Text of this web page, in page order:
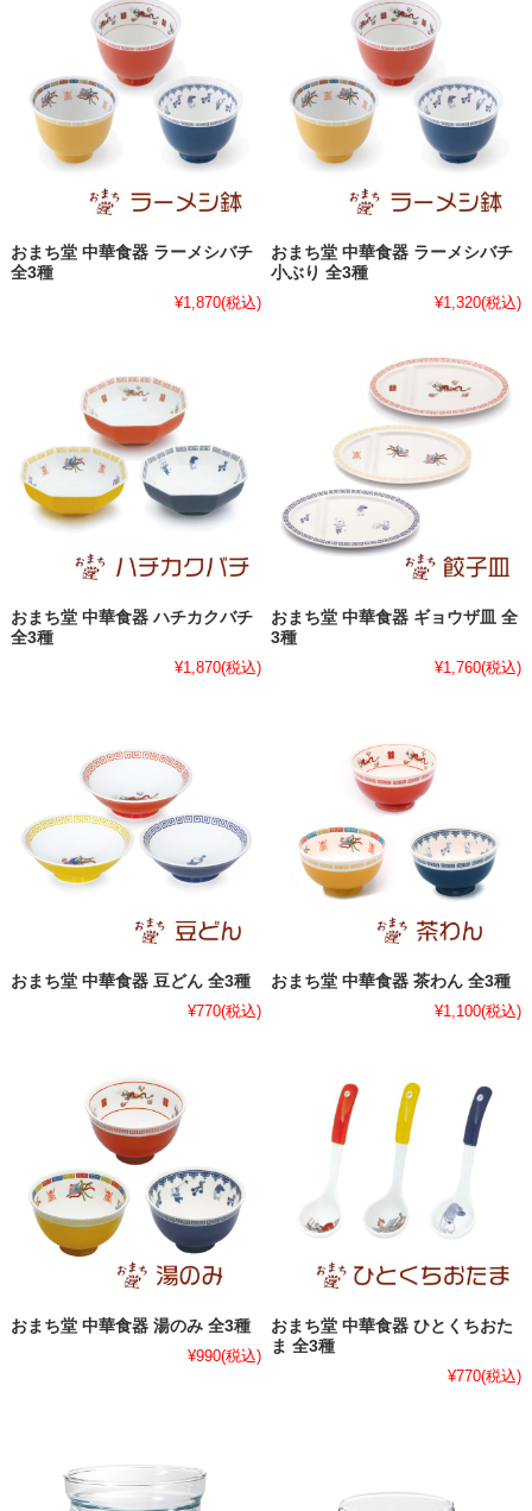
おまち堂 中華食器 ラーメシバチ
全3種
¥1,870(税込)
おまち堂 中華食器 ラーメシバチ
小ぶり 全3種
¥1,320(税込)
おまち堂 中華食器 ハチカクバチ
全3種
¥1,870(税込)
おまち堂 中華食器 ギョウザ皿 全
3種
¥1,760(税込)
おまち堂 中華食器 豆どん 全3種
¥770(税込)
おまち堂 中華食器 茶わん 全3種
¥1,100(税込)
おまち堂 中華食器 湯のみ 全3種
¥990(税込)
おまち堂 中華食器 ひとくちおた
ま 全3種
¥770(税込)